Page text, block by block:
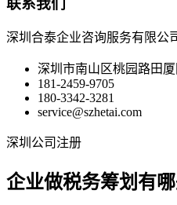
联系我们
深圳合泰企业咨询服务有限公
深圳市南山区桃园路田
181-2459-9705
180-3342-3281
service@szhetai.com
深圳公司注册
企业做税务筹划有哪